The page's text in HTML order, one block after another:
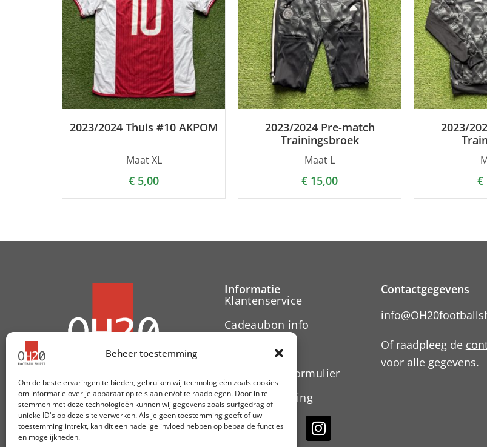
Beheer toestemming
Om de beste ervaringen te bieden, gebruiken wij technologieën zoals cookies
om informatie over je apparaat op te slaan en/of te raadplegen. Door in te
stemmen met deze technologieën kunnen wij gegevens zoals surfgedrag of
unieke ID's op deze site verwerken. Als je geen toestemming geeft of uw
toestemming intrekt, kan dit een nadelige invloed hebben op bepaalde functies
en mogelijkheden.
2023/2024 Thuis #10 AKPOM
Maat XL
€ 5,00
2023/2024 Pre-match
Trainingsbroek
Maat L
€ 15,00
2023/
€
Informatie
Klantenservice
Cadeaubon info
Herroepingsformulier
Cookieverklaring
Volg ons:
Contactgegevens
Of raadpleeg de
voor alle gegevens.